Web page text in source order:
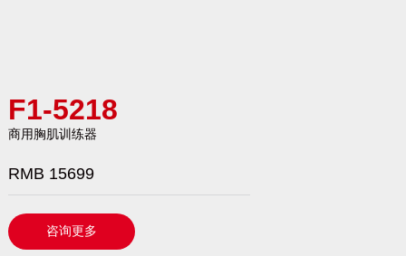
F1-5218
商用胸肌训练器
RMB 15699
咨询更多